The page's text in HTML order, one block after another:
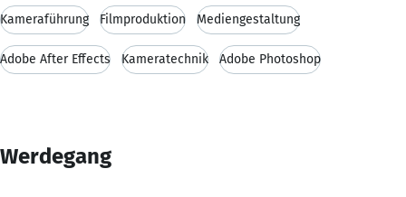
Kameraführung Filmproduktion Mediengestaltung
Adobe After Effects Kameratechnik Adobe Photoshop
Werdegang